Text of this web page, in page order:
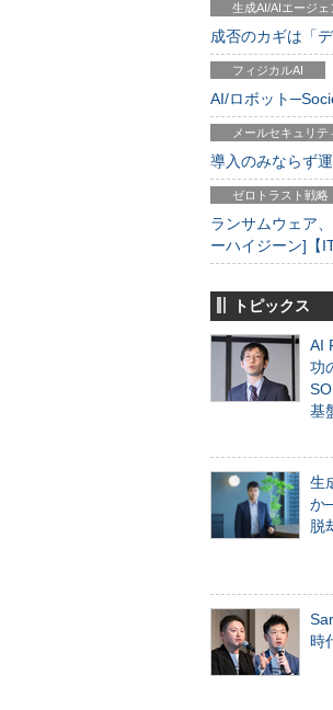
生成AI/AIエージェ
成否のカギは「
フィジカルAI
AI/ロボット
メールセキュリテ
導入のみならず
ゼロトラスト戦略
ランサムウェア
ーハイジーン]【
トピックス
AI
功
基
生
か
脱
時